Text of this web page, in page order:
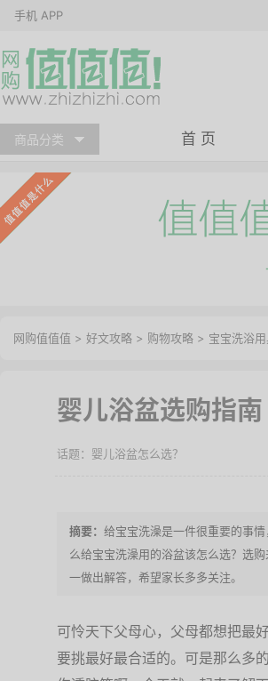
手机 APP
商品分类 首 页
网购值值值 > 好文攻略 > 购物攻略 > 宝宝洗浴
婴儿浴盆选购指南
婴儿浴盆怎么选？
给宝宝洗澡是一件很重要的事
么给宝宝洗澡用的浴盆该怎么选？选
一做出解答，希望家长多多关注。
可怜天下父母心，父母都想把最
要挑最好最合适的。可是那么多